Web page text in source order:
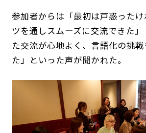
参加者からは「最初は戸惑った
ツを通しスムーズに交流できた
た交流が心地よく、言語化の挑
た」といった声が聞かれた。